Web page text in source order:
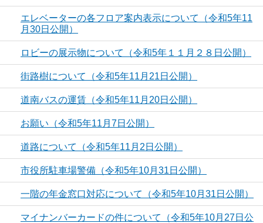
エレベーターの各フロア案内表示について（令和5年11
月30日公開）
ロビーの展示物について（令和5年１１月２８日公開）
街路樹について（令和5年11月21日公開）
道南バスの運賃（令和5年11月20日公開）
お願い（令和5年11月7日公開）
道路について（令和5年11月2日公開）
市役所駐車場警備（令和5年10月31日公開）
一階の年金窓口対応について（令和5年10月31日公開）
マイナンバーカードの件について（令和5年10月27日公